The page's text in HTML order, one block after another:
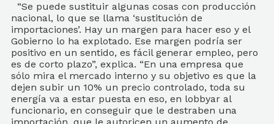
“Se puede sustituir algunas cosas con producción
nacional, lo que se llama ‘sustitución de
importaciones’. Hay un margen para hacer eso y el
Gobierno lo ha explotado. Ese margen podría ser
positivo en un sentido, es fácil generar empleo, pero
es de corto plazo”, explica. “En una empresa que
sólo mira el mercado interno y su objetivo es que la
dejen subir un 10% un precio controlado, toda su
energía va a estar puesta en eso, en lobbyar al
funcionario, en conseguir que le destraben una